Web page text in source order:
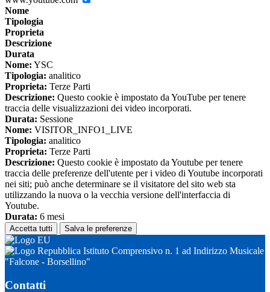
Nome
Tipologia
Proprieta
Descrizione
Durata
Nome: YSC
Tipologia: analitico
Proprieta: Terze Parti
Descrizione: Questo cookie è impostato da YouTube per tenere
traccia delle visualizzazioni dei video incorporati.
Durata: Sessione
Nome: VISITOR_INFO1_LIVE
Tipologia: analitico
Proprieta: Terze Parti
Descrizione: Questo cookie è impostato da Youtube per tenere
traccia delle preferenze dell'utente per i video di Youtube incorporati
nei siti; può anche determinare se il visitatore del sito web sta
utilizzando la nuova o la vecchia versione dell'interfaccia di
Youtube.
Durata: 6 mesi
Accetta tutti Salva le preferenze
Istituto Comprensivo n. 1 ad Indirizzo Musicale
"Falcone - Borsellino"
Contatti